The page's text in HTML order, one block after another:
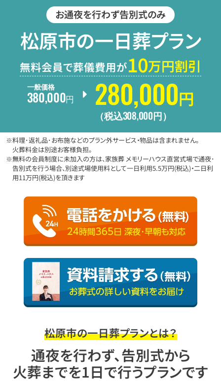
お通夜を行わず告別式のみ
松原市の一日葬プラン
無料会員で葬儀費用が10万円割引
一般価格
380,000円 280,000円
（税込308,000円 ）
※料理･返礼品･お布施などのプラン外サービス・物品は含まれません。
火葬料金は別途お客様負担。
※無料の会員制度に未加入の方は、家族葬 メモリーハウス直営式場で通夜･
告別式を行う場合、別途式場使用料として一日利用5.5万円(税込)・二日利
用11万円(税込)を頂きます
松原市の一日葬プランとは？
通夜を行わず、告別式から
火葬までを1日で行うプランです